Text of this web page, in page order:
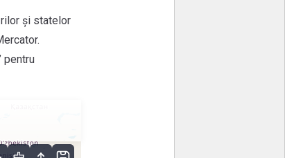
și statelor
pentru